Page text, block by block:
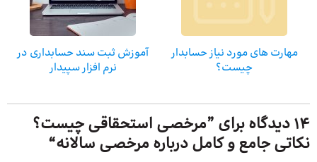
مهارت های مورد نیاز حسابدار
چیست؟
آموزش ثبت سند حسابداری در
نرم افزار سپیدار
14 دیدگاه برای ”
مرخصی استحقاقی چیست؟‌
نکاتی جامع و کامل درباره مرخصی سالانه“